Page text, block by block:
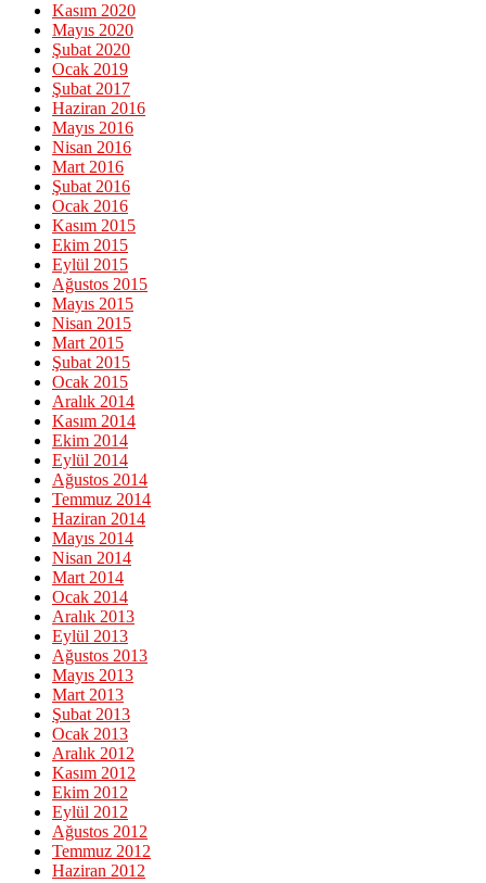
Kasım 2020
Mayıs 2020
Şubat 2020
Ocak 2019
Şubat 2017
Haziran 2016
Mayıs 2016
Nisan 2016
Mart 2016
Şubat 2016
Ocak 2016
Kasım 2015
Ekim 2015
Eylül 2015
Ağustos 2015
Mayıs 2015
Nisan 2015
Mart 2015
Şubat 2015
Ocak 2015
Aralık 2014
Kasım 2014
Ekim 2014
Eylül 2014
Ağustos 2014
Temmuz 2014
Haziran 2014
Mayıs 2014
Nisan 2014
Mart 2014
Ocak 2014
Aralık 2013
Eylül 2013
Ağustos 2013
Mayıs 2013
Mart 2013
Şubat 2013
Ocak 2013
Aralık 2012
Kasım 2012
Ekim 2012
Eylül 2012
Ağustos 2012
Temmuz 2012
Haziran 2012